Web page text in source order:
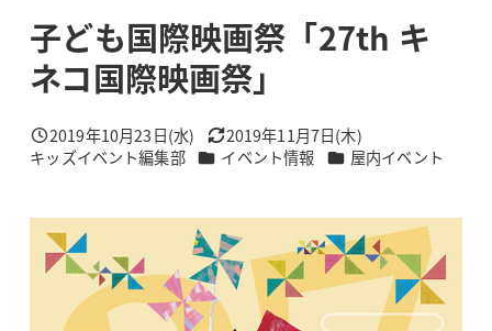
子ども国際映画祭「27th キ
ネコ国際映画祭」
投稿日
2019年10月23日(水) 更新日
2019年11月7日(木)
著
キッズイベント編集部 カテゴリー
イベント情報 カテゴリー
屋内イベント